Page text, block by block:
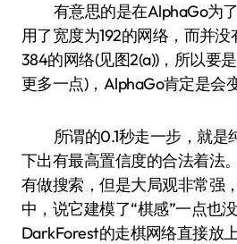
有意思的是在AlphaGo为
用了宽度为192的网络，而并
384的网络(见图2(a))，所以要
更多一点)，AlphaGo肯定是会
所谓的0.1秒走一步，就是
下出有最高置信度的合法着法
有做搜索，但是大局观非常强
中，说它建模了“棋感”一点也
DarkForest的走棋网络直接放